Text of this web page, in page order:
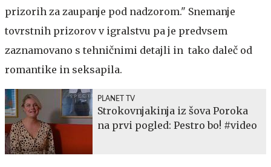
prizorih za zaupanje pod nadzorom." Snemanje
tovrstnih prizorov v igralstvu pa je predvsem
zaznamovano s tehničnimi detajli in tako daleč od
romantike in seksapila.
PLANET TV
Strokovnjakinja iz šova Poroka
na prvi pogled: Pestro bo! #video